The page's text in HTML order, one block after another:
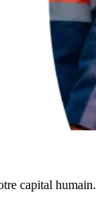
capital humain.